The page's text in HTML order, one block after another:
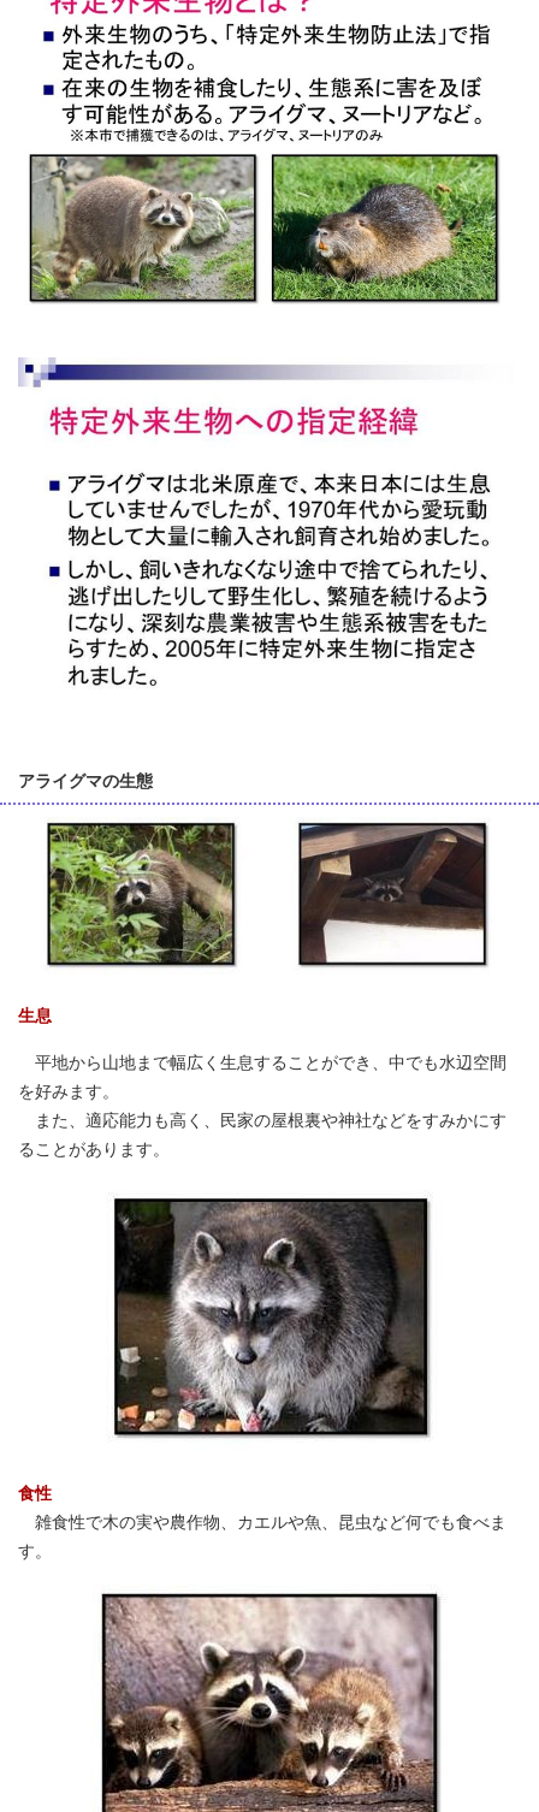
アライグマの生態
生息
平地から山地まで幅広く生息することができ、中でも水辺空間
を好みます。
また、適応能力も高く、民家の屋根裏や神社などをすみかにす
ることがあります。
食性
雑食性で木の実や農作物、カエルや魚、昆虫など何でも食べま
す。